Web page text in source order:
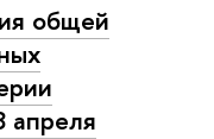
общей
апреля